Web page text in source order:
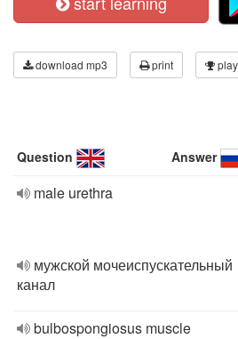
download mp3 print play
Question Answer
male urethra
мужской мочеиспускательный
канал
bulbospongiosus muscle